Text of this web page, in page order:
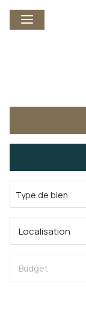
Type de bien
Localisation
Budget